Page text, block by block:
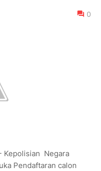
0
Kepolisian Negara
Pendaftaran calon